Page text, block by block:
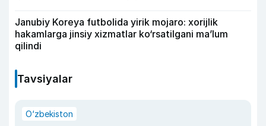
Janubiy Koreya futbolida yirik mojaro: xorijlik
hakamlarga jinsiy xizmatlar ko‘rsatilgani ma’lum
qilindi
Tavsiyalar
O‘zbekiston